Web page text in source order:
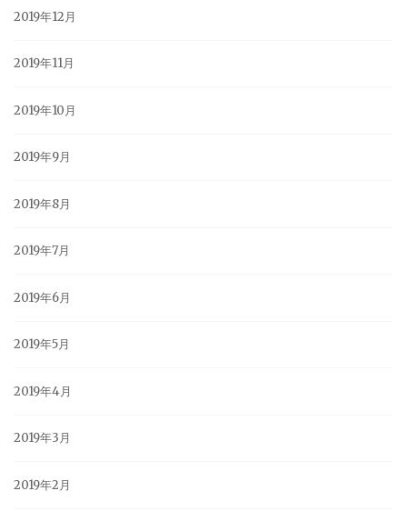
2019年12月
2019年11月
2019年10月
2019年9月
2019年8月
2019年7月
2019年6月
2019年5月
2019年4月
2019年3月
2019年2月